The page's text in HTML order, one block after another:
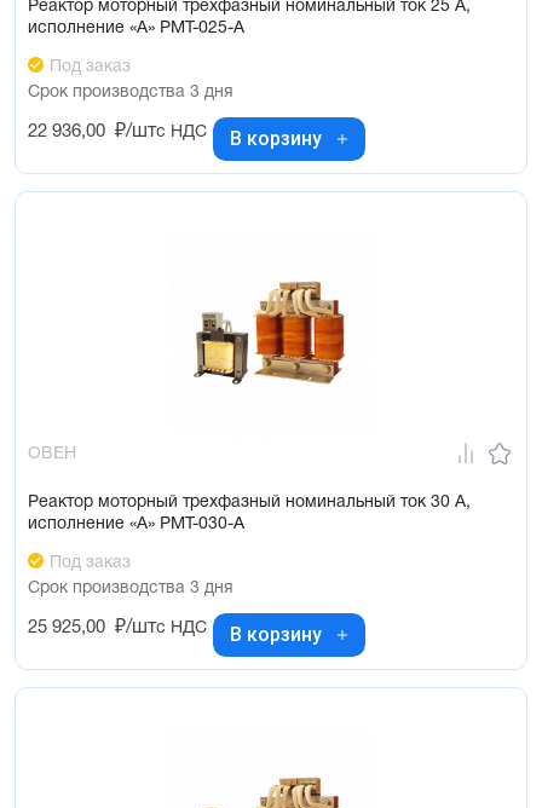
Реактор моторный трехфазный номинальный ток 25 А,
исполнение «А» РМТ-025-А
Под заказ
Срок производства 3 дня
22 936,00 ₽/штс НДС В корзину
ОВЕН
Реактор моторный трехфазный номинальный ток 30 А,
исполнение «А» РМТ-030-А
Под заказ
Срок производства 3 дня
25 925,00 ₽/штс НДС В корзину